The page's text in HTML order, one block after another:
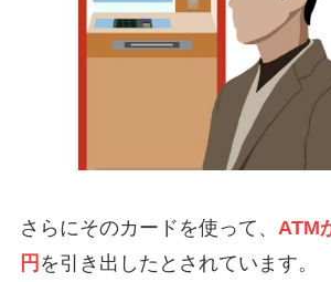
さらにそのカードを使って、 ATM
円 を引き出したとされています。